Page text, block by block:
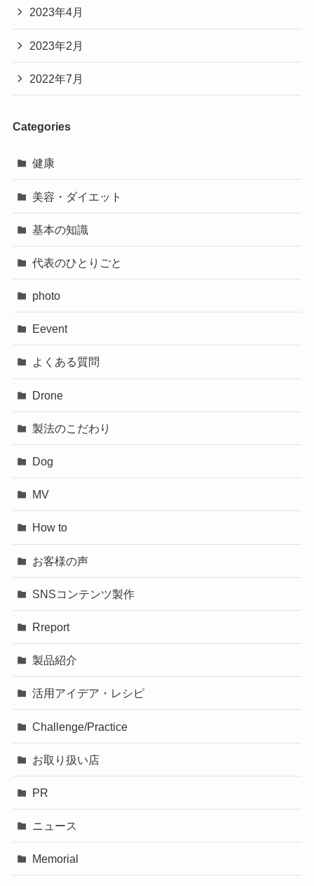
2023年4月
2023年2月
2022年7月
Categories
健康
美容・ダイエット
基本の知識
代表のひとりごと
photo
Eevent
よくある質問
Drone
製法のこだわり
Dog
MV
How to
お客様の声
SNSコンテンツ製作
Rreport
製品紹介
活用アイデア・レシピ
Challenge/Practice
お取り扱い店
PR
ニュース
Memorial